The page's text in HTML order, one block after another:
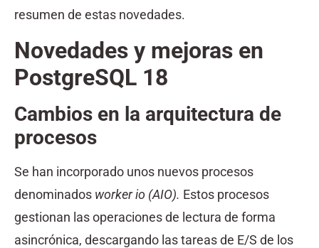
resumen de estas novedades.
Novedades y mejoras en
PostgreSQL 18
Cambios en la arquitectura de
procesos
Se han incorporado unos nuevos procesos
denominados worker io (AIO). Estos procesos
gestionan las operaciones de lectura de forma
asincrónica, descargando las tareas de E/S de los